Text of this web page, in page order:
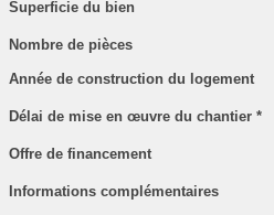
Superficie du bien
Nombre de pièces
Année de construction du logement
Délai de mise en œuvre du chantier*
Offre de financement
Informations complémentaires